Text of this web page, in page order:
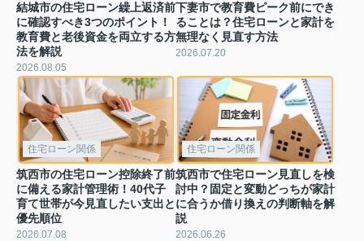
結城市の住宅ローン繰上返済前
に確認すべき3つのポイント！
教育費と老後資金を両立する方
法を解説
2026.08.05
下妻市で教育費ピーク前にでき
ることは？住宅ローンと家計を
無理なく見直す方法
2026.07.20
住宅ローン関係
筑西市の住宅ローン控除終了前
に備える家計管理術！40代子
育て世帯が今見直したい支出と
優先順位
2026.07.08
住宅ローン関係
筑西市で住宅ローン見直しを検
討中？固定と変動どっちが家計
に合うか借り換えの判断軸を解
説
2026.06.26